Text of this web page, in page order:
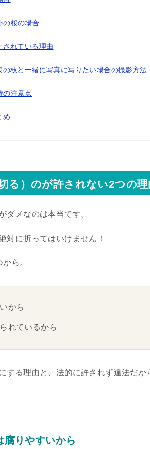
の桜の場合
されている理由
の枝と一緒に写真に写りたい場合の撮影方法
の注意点
め
る）のが許されない2つの理
ダメなのは本当です。
対に折ってはいけません！
ら。
から
れているから
する理由と、法的に許されず違法だ
腐りやすいから